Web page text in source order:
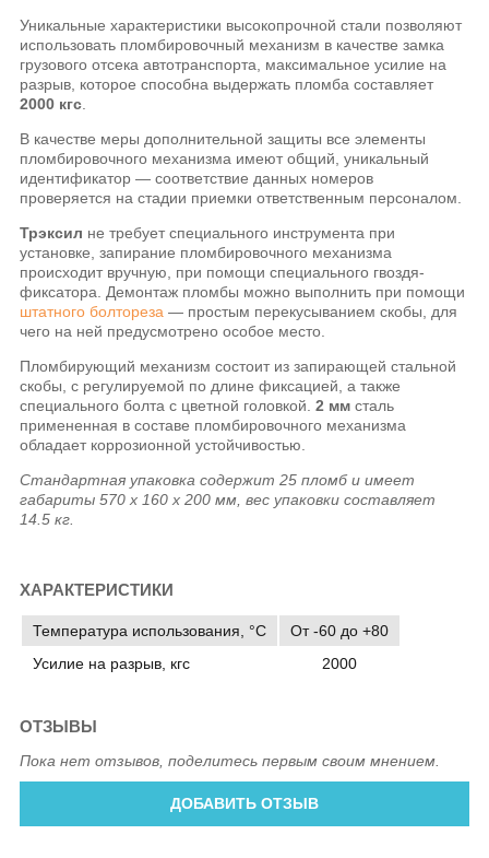
Уникальные характеристики высокопрочной стали позволяют
использовать пломбировочный механизм в качестве замка
грузового отсека автотранспорта, максимальное усилие на
разрыв, которое способна выдержать пломба составляет
2000 кгс
В качестве меры дополнительной защиты все элементы
пломбировочного механизма имеют общий, уникальный
идентификатор — соответствие данных номеров
проверяется на стадии приемки ответственным персоналом.
Трэксил не требует специального инструмента при
установке, запирание пломбировочного механизма
происходит вручную, при помощи специального гвоздя-
фиксатора. Демонтаж пломбы можно выполнить при помощи
штатного болтореза — простым перекусыванием скобы, для
чего на ней предусмотрено особое место.
Пломбирующий механизм состоит из запирающей стальной
скобы, с регулируемой по длине фиксацией, а также
специального болта с цветной головкой.2 мм сталь
примененная в составе пломбировочного механизма
обладает коррозионной устойчивостью.
Стандартная упаковка содержит 25 пломб и имеет
габариты 570 х 160 х 200 мм, вес упаковки составляет
14.5 кг.
ХАРАКТЕРИСТИКИ
Температура использования, °C
От -60 до +80
Усилие на разрыв, кгс
2000
ОТЗЫВЫ
Пока нет отзывов, поделитесь первым своим мнением.
ДОБАВИТЬ ОТЗЫВ